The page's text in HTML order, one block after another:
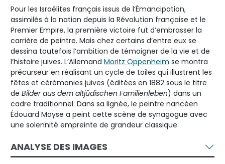
Pour les Israélites français issus de l’Émancipation,
assimilés à la nation depuis la Révolution française et le
Premier Empire, la première victoire fut d’embrasser la
carrière de peintre. Mais chez certains d’entre eux se
dessina toutefois l’ambition de témoigner de la vie et de
l’histoire juives. L’Allemand Moritz Oppenheim se montra
précurseur en réalisant un cycle de toiles qui illustrent les
fêtes et cérémonies juives (éditées en 1882 sous le titre
de Bilder aus dem altjüdischen Familienleben) dans un
cadre traditionnel. Dans sa lignée, le peintre nancéen
Édouard Moyse a peint cette scène de synagogue avec
une solennité empreinte de grandeur classique.
ANALYSE DES IMAGES